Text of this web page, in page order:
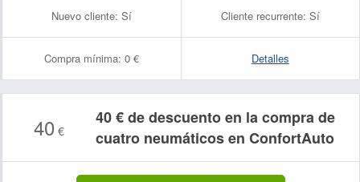
Nuevo cliente: Sí Cliente recurrente: Sí
Compra mínima: 0 € Detalles
40 €
40 € de descuento en la compra de
cuatro neumáticos en ConfortAuto